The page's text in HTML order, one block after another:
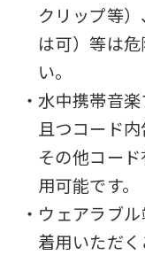
クリップ等
は可）等は
い。
・水中携帯音
且つコード内
その他コー
用可能です。
・ウェアラブ
着用いただ